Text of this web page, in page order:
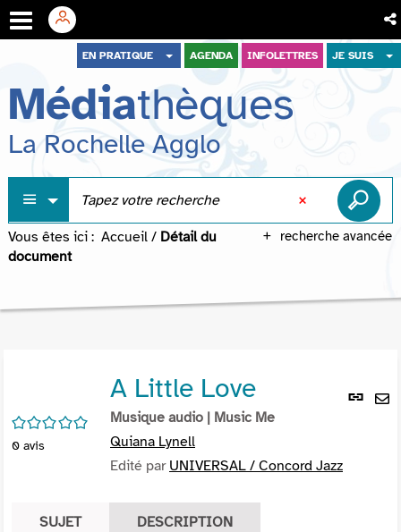
menu
contenu
recherche
EN PRATIQUE AGENDA INFOLETTRES JE SUIS
Médiathèques
La Rochelle Agglo
recherche avancée
Vous êtes ici : Accueil / Détail du
document
Lien
/5
0 avis
A Little Love
Musique audio | Music Me
Quiana Lynell
Edité par UNIVERSAL / Concord Jazz
SUJET DESCRIPTION